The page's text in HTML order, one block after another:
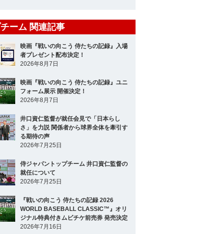
ーム 関連記事
映画『戦いの向こう 侍たちの記録』入場
者プレゼント配布決定！
2026年8月7日
映画『戦いの向こう 侍たちの記録』ユニ
フォーム展示 開催決定！
2026年8月7日
井口資仁監督が就任会見で「日本らし
さ」を力説 関係者から球界全体を牽引す
る期待の声
2026年7月25日
侍ジャパントップチーム 井口資仁監督の
就任について
2026年7月25日
『戦いの向こう 侍たちの記録 2026
WORLD BASEBALL CLASSIC™』オリ
ジナル特典付きムビチケ前売券 発売決定
2026年7月16日